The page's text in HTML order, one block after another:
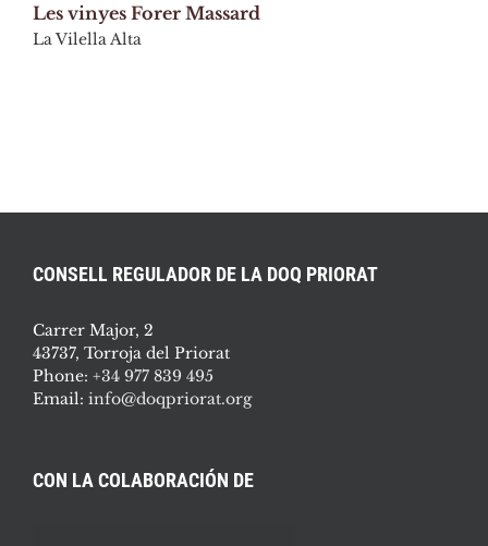
Les vinyes Forer Massard
La Vilella Alta
CONSELL REGULADOR DE LA DOQ PRIORAT
Carrer Major, 2
43737, Torroja del Priorat
Phone: +34 977 839 495
Email: info@doqpriorat.org
CON LA COLABORACIÓN DE